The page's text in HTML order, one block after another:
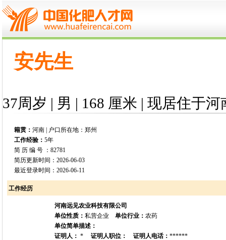
安先生
37周岁 | 男 | 168 厘米 | 现居住于河
籍贯： 河南 | 户口所在地：郑州
工作经验： 5年
简 历 编 号 ：82781
简历更新时间：2026-06-03
最近登录时间：2026-06-11
工作经历
河南远见农业科技有限公司
单位性质： 私营企业 单位行业： 农药
单位简单描述：
证明人： * 证明人职位： 证明人电话： ******